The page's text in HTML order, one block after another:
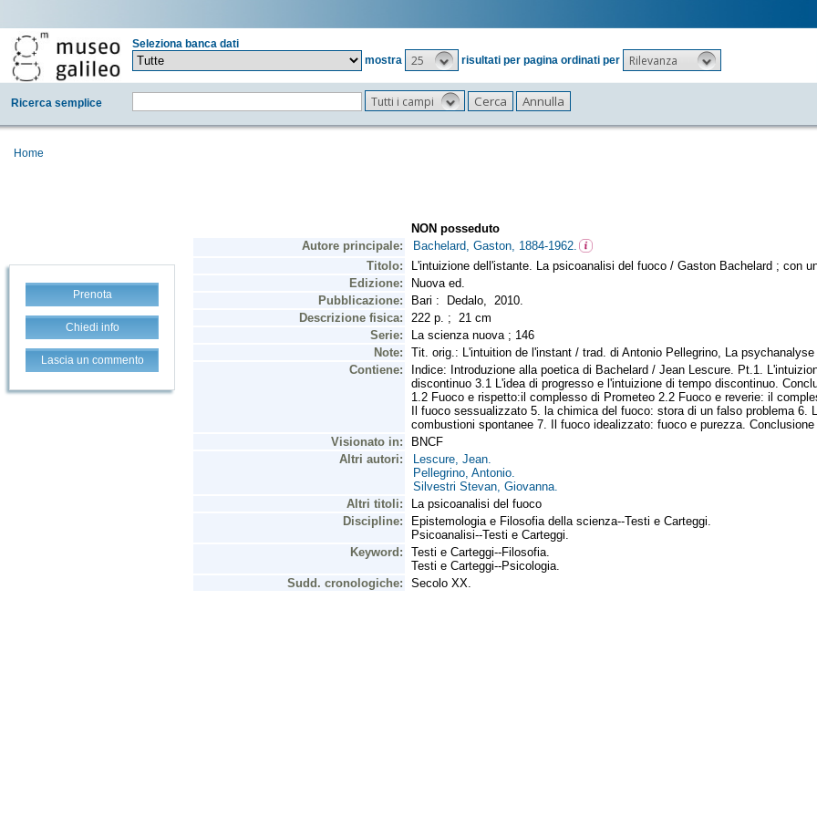
Seleziona banca dati
mostra
25 risultati per pagina ordinati per Rilevanza
Ricerca semplice Tutti i campi
Home
Prenota
Chiedi info
Lascia un commento